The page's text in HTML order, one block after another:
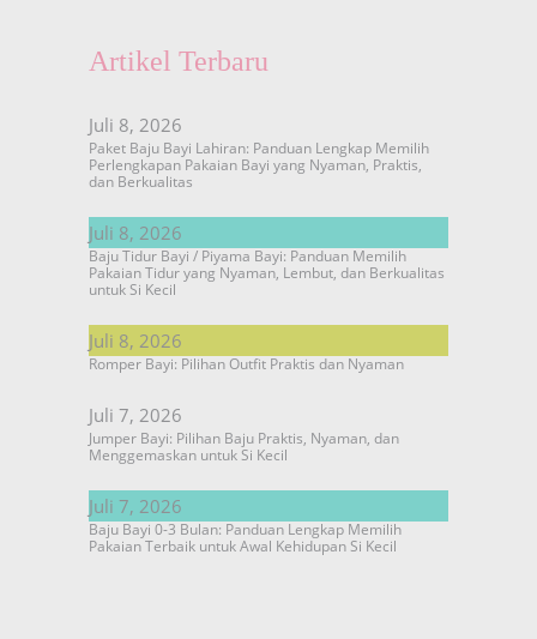
Artikel Terbaru
Juli 8, 2026
Paket Baju Bayi Lahiran: Panduan Lengkap Memilih
Perlengkapan Pakaian Bayi yang Nyaman, Praktis,
dan Berkualitas
Juli 8, 2026
Baju Tidur Bayi / Piyama Bayi: Panduan Memilih
Pakaian Tidur yang Nyaman, Lembut, dan Berkualitas
untuk Si Kecil
Juli 8, 2026
Romper Bayi: Pilihan Outfit Praktis dan Nyaman
Juli 7, 2026
Jumper Bayi: Pilihan Baju Praktis, Nyaman, dan
Menggemaskan untuk Si Kecil
Juli 7, 2026
Baju Bayi 0-3 Bulan: Panduan Lengkap Memilih
Pakaian Terbaik untuk Awal Kehidupan Si Kecil